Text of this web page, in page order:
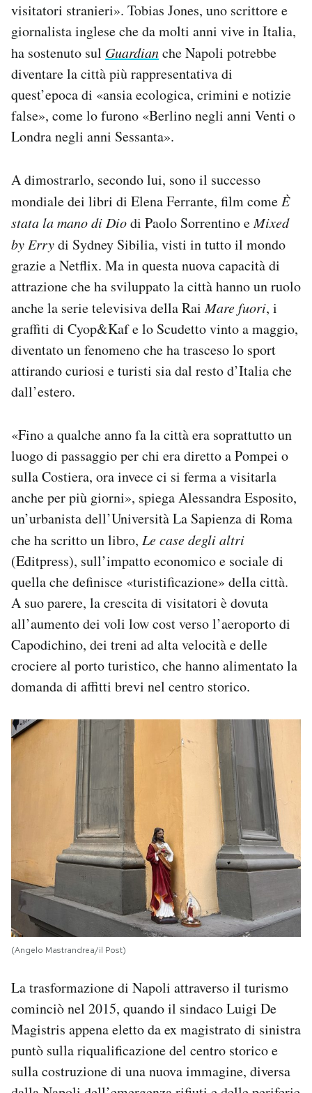
visitatori stranieri». Tobias Jones, uno scrittore e
giornalista inglese che da molti anni vive in Italia,
ha sostenuto sul Guardianche Napoli potrebbe
diventare la città più rappresentativa di
quest’epoca di «ansia ecologica, crimini e notizie
false», come lo furono «Berlino negli anni Venti o
Londra negli anni Sessanta».
A dimostrarlo, secondo lui, sono il successo
mondiale dei libri di Elena Ferrante, film comeÈ
stata la mano di Diodi Paolo Sorrentino eMixed
by Errydi Sydney Sibilia, visti in tutto il mondo
grazie a Netflix. Ma in questa nuova capacità di
attrazione che ha sviluppato la città hanno un ruolo
anche la serie televisiva della RaiMare fuori, i
graffiti di Cyop&Kaf e lo Scudetto vinto a maggio,
diventato un fenomeno che ha trasceso lo sport
attirando curiosi e turisti sia dal resto d’Italia che
dall’estero.
«Fino a qualche anno fa la città era soprattutto un
luogo di passaggio per chi era diretto a Pompei o
sulla Costiera, ora invece ci si ferma a visitarla
anche per più giorni», spiega Alessandra Esposito,
un’urbanista dell’Università La Sapienza di Roma
che ha scritto un libro, Le case degli altri
(Editpress), sull’impatto economico e sociale di
quella che definisce «turistificazione» della città.
A suo parere, la crescita di visitatori è dovuta
all’aumento dei voli low cost verso l’aeroporto di
Capodichino, dei treni ad alta velocità e delle
crociere al porto turistico, che hanno alimentato la
domanda di affitti brevi nel centro storico.
(Angelo Mastrandrea/il Post)
La trasformazione di Napoli attraverso il turismo
cominciò nel 2015, quando il sindaco Luigi De
Magistris appena eletto da ex magistrato di sinistra
puntò sulla riqualificazione del centro storico e
sulla costruzione di una nuova immagine, diversa